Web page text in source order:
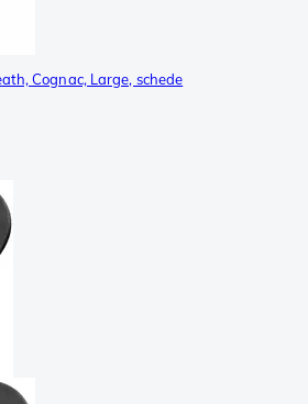
Cognac, Large, schede